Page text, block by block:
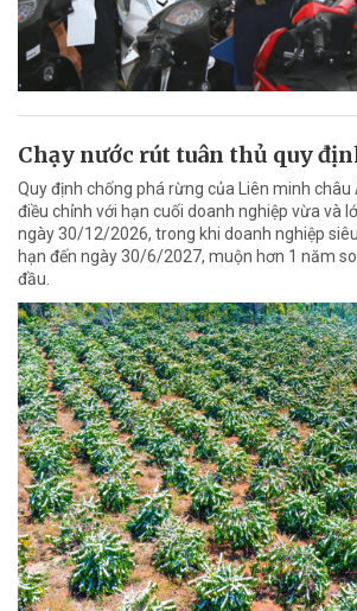
Chạy nước rút tuân thủ quy
Quy định chống phá rừng của Liên minh châu
điều chỉnh với hạn cuối doanh nghiệp vừa và
ngày 30/12/2026, trong khi doanh nghiệp
hạn đến ngày 30/6/2027, muộn hơn 1 năm
đầu.